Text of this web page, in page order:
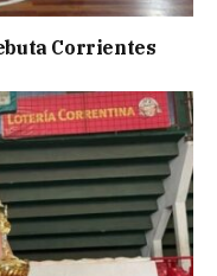
Corrientes